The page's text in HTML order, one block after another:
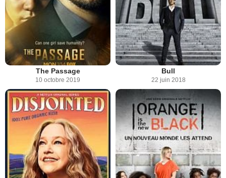
The Passage
10 octobre 2019
Bull
22 juin 2018